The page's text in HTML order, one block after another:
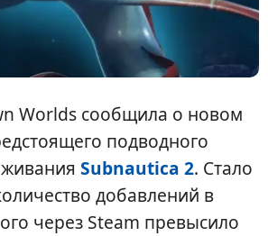
Worlds сообщила о новом
подводного
Subnautica 2. Стало
добавлений в
через Steam превысило